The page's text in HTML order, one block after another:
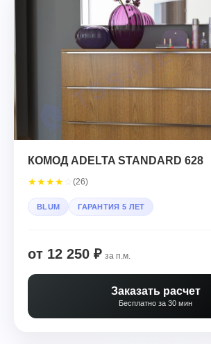
КОМОД ADELTA STANDARD 628
★★★★ (26)
BLUM ГАРАНТИЯ 5 ЛЕТ
от 12 250 ₽ за п.м.
Заказать расчет
Бесплатно за 30 мин